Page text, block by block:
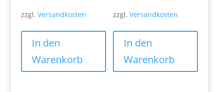
zzgl. Versandkosten
In den
Warenkorb
zzgl.Versandkosten
In den
Warenkorb